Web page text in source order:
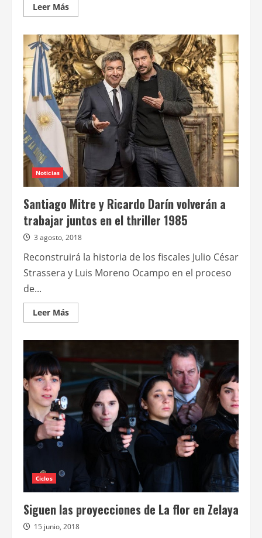
Leer MásLeer
más
La
flor
de
Mariano
Llinás
se
verá
en
el
Festival
de
Nueva
York
Noticias
Santiago Mitre y Ricardo Darín volverán a
trabajar juntos en el thriller 1985
3 agosto, 2018
Reconstruirá la historia de los fiscales Julio César
Strassera y Luis Moreno Ocampo en el proceso
de...
Leer MásLeer
más
Ricardo
Darín
volverán
a
trabajar
juntos
en
Ciclos
Siguen las proyecciones de La flor en Zelaya
15 junio, 2018